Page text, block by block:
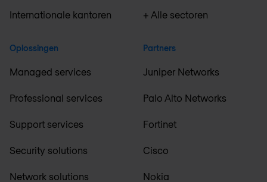
Internationale kantoren
Oplossingen
Managed services
Professional services
Support services
Security solutions
Network solutions
+ Alle sectoren
Partners
Juniper Networks
Palo Alto Networks
Fortinet
Cisco
Nokia